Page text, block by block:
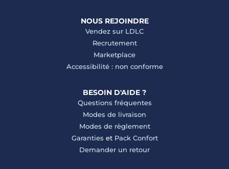
NOUS REJOINDRE
Vendez sur LDLC
Recrutement
Marketplace
Accessibilité : non conforme
BESOIN D'AIDE ?
Questions fréquentes
Modes de livraison
Modes de règlement
Garanties et Pack Confort
Demander un retour